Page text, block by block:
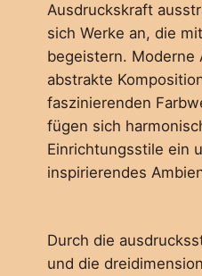
Ausdruckskraft
sich Werke an, die
begeistern. Moderne
abstrakte
faszinierenden
fügen sich
Einrichtungsstile ein
inspirierendes
Durch die
und die